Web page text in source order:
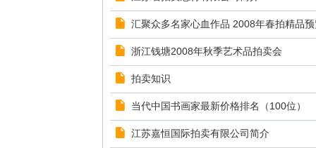
汇聚众多名家心血作品 2008年春拍精品
浙江钱塘2008年秋季艺术品拍卖会
拍卖知识
当代中国书画家最新价格排名（100位）
江苏嘉恒国际拍卖有限公司简介